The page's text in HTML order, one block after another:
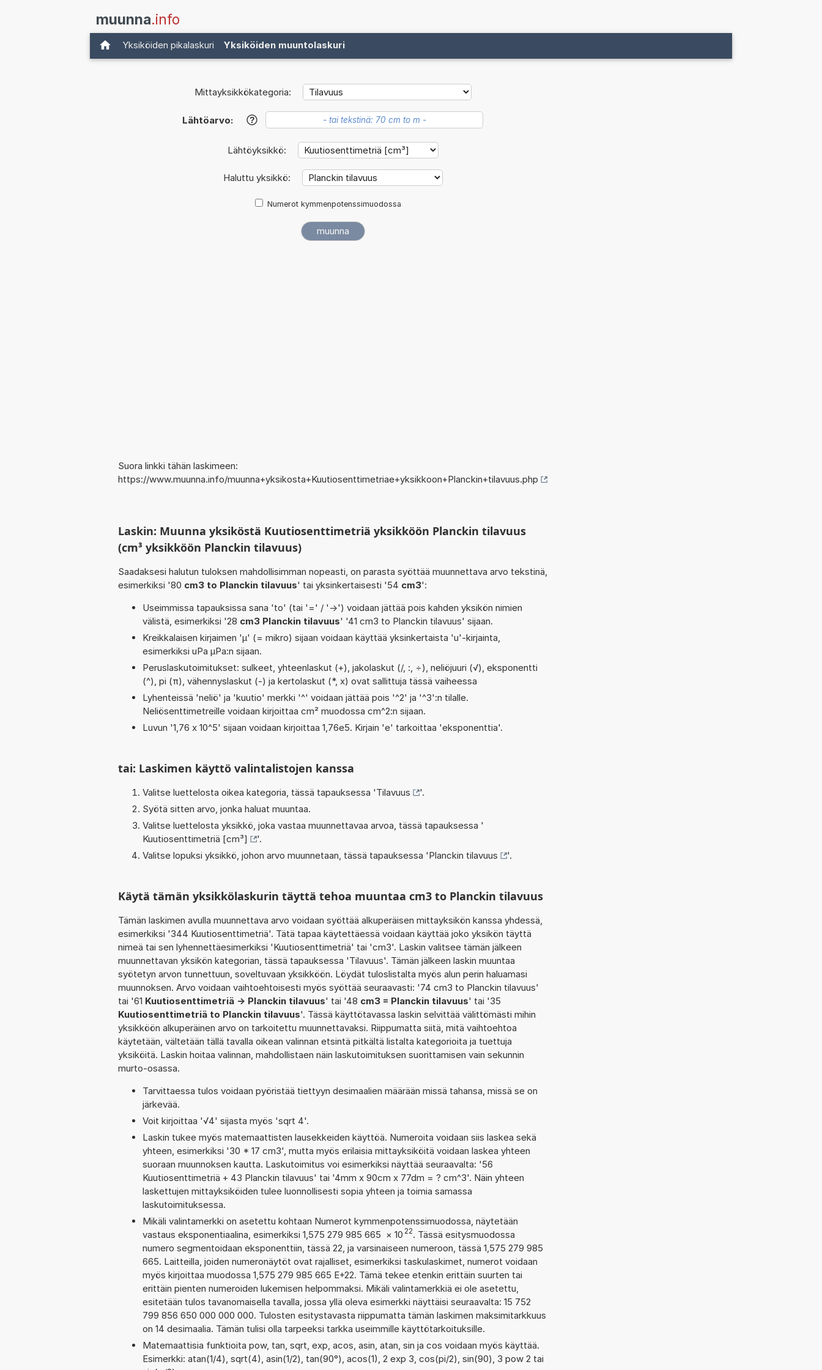
muunna.info
Yksiköiden pikalaskuri Yksiköiden muuntolaskuri
Mittayksikkökategoria:
Lähtöarvo: ?
Lähtöyksikkö:
Haluttu yksikkö:
Numerot kymmenpotenssimuodossa
Suora linkki tähän laskimeen:
https://www.muunna.info/muunna+yksikosta+Kuutiosenttimetriae+yksikkoon+Planckin+tilavuus.php
Laskin: Muunna yksiköstä Kuutiosenttimetriä yksikköön Planckin tilavuus
(cm³ yksikköön Planckin tilavuus)
Saadaksesi halutun tuloksen mahdollisimman nopeasti, on parasta syöttää muunnettava arvo tekstinä,
esimerkiksi '80 cm3 to Planckin tilavuus' tai yksinkertaisesti '54 cm3':
Useimmissa tapauksissa sana 'to' (tai '=' / '->') voidaan jättää pois kahden yksikön nimien
välistä, esimerkiksi '28 cm3 Planckin tilavuus' '41 cm3 to Planckin tilavuus' sijaan.
Kreikkalaisen kirjaimen 'µ' (= mikro) sijaan voidaan käyttää yksinkertaista 'u'-kirjainta,
esimerkiksi uPa µPa:n sijaan.
Peruslaskutoimitukset: sulkeet, yhteenlaskut (+), jakolaskut (/, :, ÷), neliöjuuri (√), eksponentti
(^), pi (π), vähennyslaskut (-) ja kertolaskut (*, x) ovat sallittuja tässä vaiheessa
Lyhenteissä 'neliö' ja 'kuutio' merkki '^' voidaan jättää pois '^2' ja '^3':n tilalle.
Neliösenttimetreille voidaan kirjoittaa cm² muodossa cm^2:n sijaan.
Luvun '1,76 x 10^5' sijaan voidaan kirjoittaa 1,76e5. Kirjain 'e' tarkoittaa 'eksponenttia'.
tai: Laskimen käyttö valintalistojen kanssa
Valitse luettelosta oikea kategoria, tässä tapauksessa 'Tilavuus
'.
Syötä sitten arvo, jonka haluat muuntaa.
Valitse luettelosta yksikkö, joka vastaa muunnettavaa arvoa, tässä tapauksessa '
Kuutiosenttimetriä [cm³]
'.
Valitse lopuksi yksikkö, johon arvo muunnetaan, tässä tapauksessa 'Planckin tilavuus '.
Käytä tämän yksikkölaskurin täyttä tehoa muuntaa cm3 to Planckin tilavuus
Tämän laskimen avulla muunnettava arvo voidaan syöttää alkuperäisen mittayksikön kanssa yhdessä,
esimerkiksi '344 Kuutiosenttimetriä'. Tätä tapaa käytettäessä voidaan käyttää joko yksikön täyttä
nimeä tai sen lyhennettäesimerkiksi 'Kuutiosenttimetriä' tai 'cm3'. Laskin valitsee tämän jälkeen
muunnettavan yksikön kategorian, tässä tapauksessa 'Tilavuus'. Tämän jälkeen laskin muuntaa
syötetyn arvon tunnettuun, soveltuvaan yksikköön. Löydät tuloslistalta myös alun perin haluamasi
muunnoksen. Arvo voidaan vaihtoehtoisesti myös syöttää seuraavasti: '74 cm3 to Planckin tilavuus'
tai '61 Kuutiosenttimetriä -> Planckin tilavuus' tai '48 cm3 = Planckin tilavuus' tai '35
Kuutiosenttimetriä to Planckin tilavuus'. Tässä käyttötavassa laskin selvittää välittömästi mihin
yksikköön alkuperäinen arvo on tarkoitettu muunnettavaksi. Riippumatta siitä, mitä vaihtoehtoa
käytetään, vältetään tällä tavalla oikean valinnan etsintä pitkältä listalta kategorioita ja tuettuja
yksiköitä. Laskin hoitaa valinnan, mahdollistaen näin laskutoimituksen suorittamisen vain sekunnin
murto-osassa.
Tarvittaessa tulos voidaan pyöristää tiettyyn desimaalien määrään missä tahansa, missä se on
järkevää.
Voit kirjoittaa '√4' sijasta myös 'sqrt 4'.
Laskin tukee myös matemaattisten lausekkeiden käyttöä. Numeroita voidaan siis laskea sekä
yhteen, esimerkiksi '30 * 17 cm3', mutta myös erilaisia mittayksiköitä voidaan laskea yhteen
suoraan muunnoksen kautta. Laskutoimitus voi esimerkiksi näyttää seuraavalta: '56
Kuutiosenttimetriä + 43 Planckin tilavuus' tai '4mm x 90cm x 77dm = ? cm^3'. Näin yhteen
laskettujen mittayksiköiden tulee luonnollisesti sopia yhteen ja toimia samassa
laskutoimituksessa.
Mikäli valintamerkki on asetettu kohtaan Numerot kymmenpotenssimuodossa, näytetään
vastaus eksponentiaalina, esimerkiksi 1,575 279 985 665 × 10 22. Tässä esitysmuodossa
numero segmentoidaan eksponenttiin, tässä 22, ja varsinaiseen numeroon, tässä 1,575 279 985
665. Laitteilla, joiden numeronäytöt ovat rajalliset, esimerkiksi taskulaskimet, numerot voidaan
myös kirjoittaa muodossa 1,575 279 985 665 E+22. Tämä tekee etenkin erittäin suurten tai
erittäin pienten numeroiden lukemisen helpommaksi. Mikäli valintamerkkiä ei ole asetettu,
esitetään tulos tavanomaisella tavalla, jossa yllä oleva esimerkki näyttäisi seuraavalta: 15 752
799 856 650 000 000 000. Tulosten esitystavasta riippumatta tämän laskimen maksimitarkkuus
on 14 desimaalia. Tämän tulisi olla tarpeeksi tarkka useimmille käyttötarkoituksille.
Matemaattisia funktioita pow, tan, sqrt, exp, acos, asin, atan, sin ja cos voidaan myös käyttää.
Esimerkki: atan(1/4), sqrt(4), asin(1/2), tan(90°), acos(1), 2 exp 3, cos(pi/2), sin(90), 3 pow 2 tai